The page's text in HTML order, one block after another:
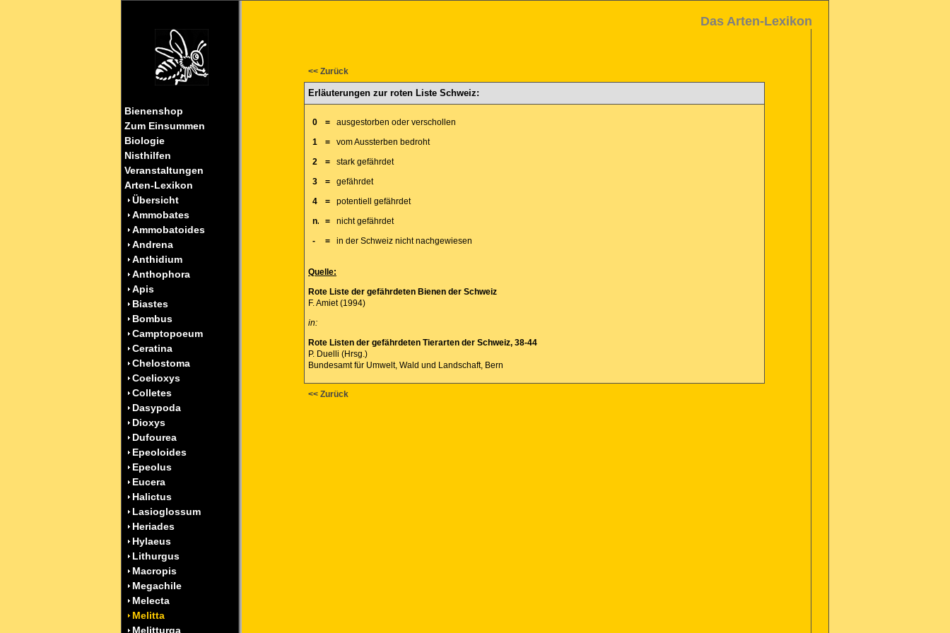
Das Arten-Lexikon
Bienenshop
Zum Einsummen
Biologie
Nisthilfen
Veranstaltungen
Arten-Lexikon
Übersicht
Ammobates
Ammobatoides
Andrena
Anthidium
Anthophora
Apis
Biastes
Bombus
Camptopoeum
Ceratina
Chelostoma
Coelioxys
Colletes
Dasypoda
Dioxys
Dufourea
Epeoloides
Epeolus
Eucera
Halictus
Lasioglossum
Heriades
Hylaeus
Lithurgus
Macropis
Megachile
Melecta
Melitta
Melitturga
<< Zurück
Erläuterungen zur roten Liste Schweiz:
0 =
ausgestorben oder verschollen
1
=
vom Aussterben bedroht
2
=
stark gefährdet
3
=
gefährdet
4
=
potentiell gefährdet
n.
=
nicht gefährdet
-
= in der Schweiz nicht nachgewiesen
Quelle:
Rote Liste der gefährdeten Bienen der Schweiz
F. Amiet (1994)
in:
Rote Listen der gefährdeten Tierarten der Schweiz, 38-44
P. Duelli (Hrsg.)
Bundesamt für Umwelt, Wald und Landschaft, Bern
<< Zurück